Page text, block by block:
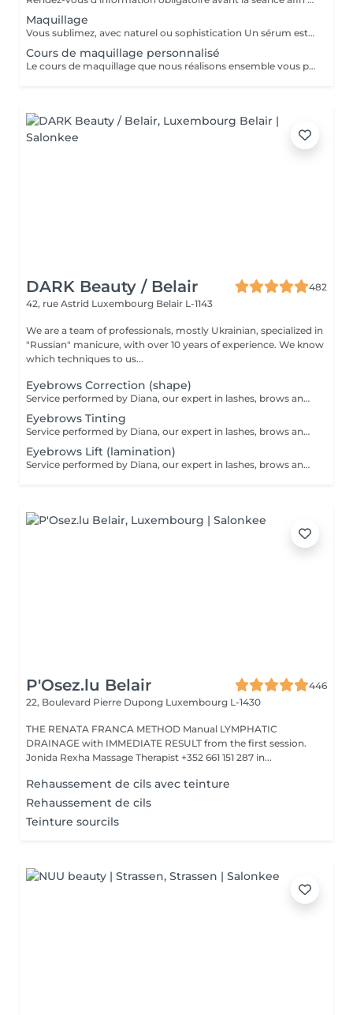
Maquillage
Vous sublimez, avec naturel ou sophistication Un sérum est appliqué avant le maquillage afin de fixer celui ci Possibilité d'ajouter avant le maquillage de la radio fréquence qui va lisser et défatiguer vos traits pour un rendu encore plus lumineux
Cours de maquillage personnalisé
Le cours de maquillage que nous réalisons ensemble vous permet d'apprendre à réaliser un maquillage complet, naturel ou plus sophistiqué au gré de vos envies et de votre style. Nous essayerons de répondre à toutes vos questions et partagerons nos petits tips de pro ;-)
DARK Beauty / Belair
482
42, rue Astrid Luxembourg Belair L-1143
We are a team of professionals, mostly Ukrainian, specialized in
"Russian" manicure, with over 10 years of experience. We know
which techniques to us...
Eyebrows Correction (shape)
Service performed by Diana, our expert in lashes, brows and hair removal, with over 10 years of experience, ensuring precision and high-quality results.
Eyebrows Tinting
Service performed by Diana, our expert in lashes, brows and hair removal, with over 10 years of experience, ensuring precision and high-quality results.
Eyebrows Lift (lamination)
Service performed by Diana, our expert in lashes, brows and hair removal, with over 10 years of experience, ensuring precision and high-quality results.
P'Osez.lu Belair
446
22, Boulevard Pierre Dupong Luxembourg L-1430
THE RENATA FRANCA METHOD Manual LYMPHATIC
DRAINAGE with IMMEDIATE RESULT from the first session.
Jonida Rexha Massage Therapist +352 661 151 287 in...
Rehaussement de cils avec teinture
Rehaussement de cils
Teinture sourcils